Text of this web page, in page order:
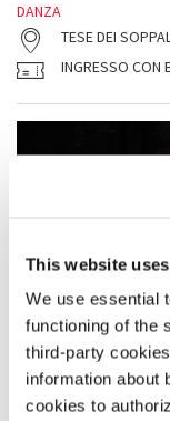
This website
We use essential
functioning of the
third-party
information about
cookies to
DANZA
TESE DEI
INGRESSO CON